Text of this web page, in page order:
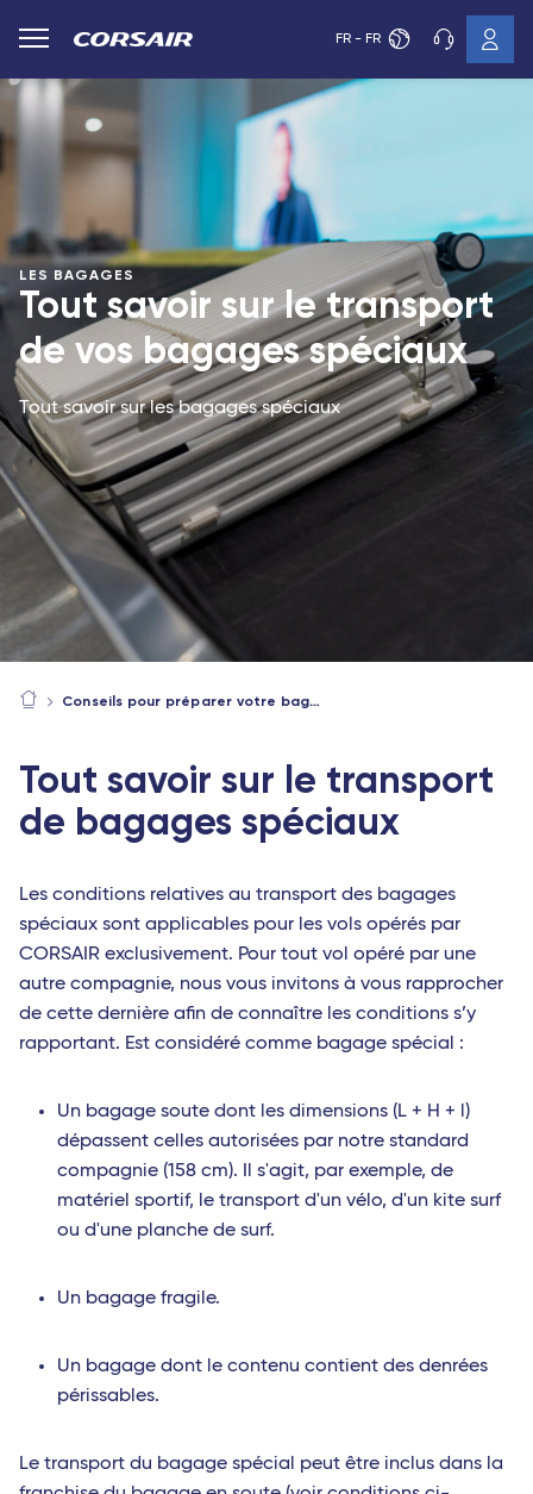
FR - FR
LES BAGAGES
Tout savoir sur le transport
de vos bagages spéciaux
Tout savoir sur les bagages spéciaux
Conseils pour préparer votre bagage avant un voyage en avion
Tout savoir sur le transport
de bagages spéciaux
Les conditions relatives au transport des bagages
spéciaux sont applicables pour les vols opérés par
CORSAIR exclusivement. Pour tout vol opéré par une
autre compagnie, nous vous invitons à vous rapprocher
de cette dernière afin de connaître les conditions s’y
rapportant. Est considéré comme bagage spécial :
Un bagage soute dont les dimensions (L + H + l)
dépassent celles autorisées par notre standard
compagnie (158 cm). Il s'agit, par exemple, de
matériel sportif, le transport d'un vélo, d'un kite surf
ou d'une planche de surf.
Un bagage fragile.
Un bagage dont le contenu contient des denrées
périssables.
Le transport du bagage spécial peut être inclus dans la